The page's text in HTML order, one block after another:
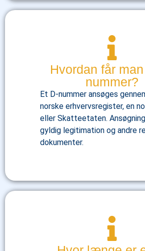
Hvordan får
nummer?
Et D-nummer ansøges
norske erhvervsregister, en
eller Skatteetaten.
gyldig legitimation og andre
dokumenter.